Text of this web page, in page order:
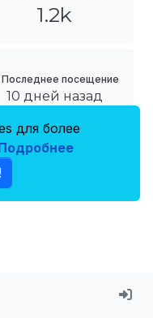
1.2k
Последнее посещение
10 дней назад
для более